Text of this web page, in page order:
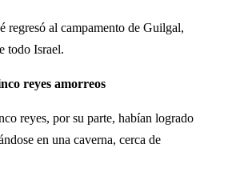
regresó al campamento de Guilgal,
todo Israel.
reyes amorreos
reyes, por su parte, habían logrado
en una caverna, cerca de